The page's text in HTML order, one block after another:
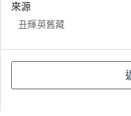
來源
丑輝英舊藏